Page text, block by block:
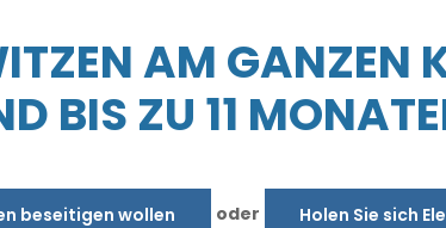
AM GANZEN
BIS ZU 11
beseitigen wollen oder Holen Sie sich